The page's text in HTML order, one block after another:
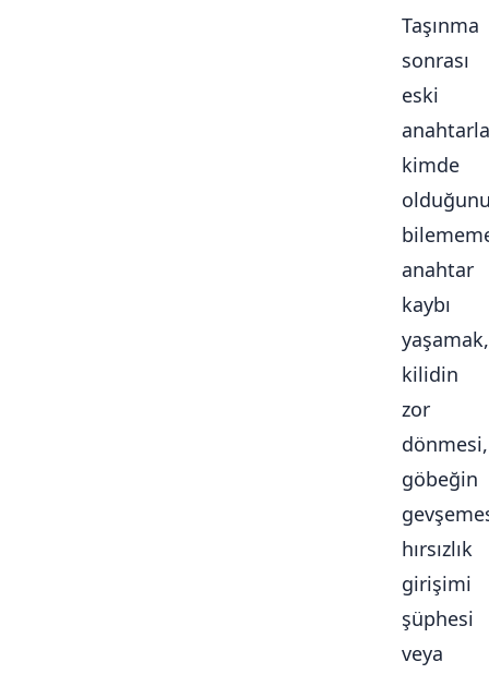
Taşınma
sonrası
eski
kimde
anahtar
kaybı
yaşamak,
kilidin
zor
dönmesi,
göbeğin
hırsızlık
girişimi
şüphesi
veya